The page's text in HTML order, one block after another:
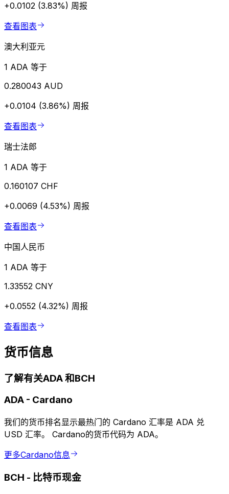
+0.0102 (3.83%) 周报
查看图表
澳大利亚元
1 ADA 等于
0.280043 AUD
+0.0104 (3.86%) 周报
查看图表
瑞士法郎
1 ADA 等于
0.160107 CHF
+0.0069 (4.53%) 周报
查看图表
中国人民币
1 ADA 等于
1.33552 CNY
+0.0552 (4.32%) 周报
查看图表
货币信息
了解有关ADA 和BCH
ADA - Cardano
我们的货币排名显示最热门的 Cardano 汇率是 ADA 兑
USD 汇率。 Cardano的货币代码为 ADA。
更多Cardano信息
BCH - 比特币现金